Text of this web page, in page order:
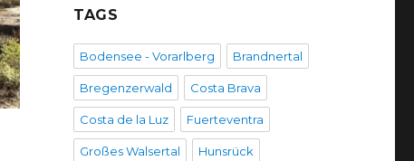
TAGS
Bodensee - Vorarlberg Brandnertal
Bregenzerwald Costa Brava
Costa de la Luz Fuerteventra
Großes Walsertal Hunsrück